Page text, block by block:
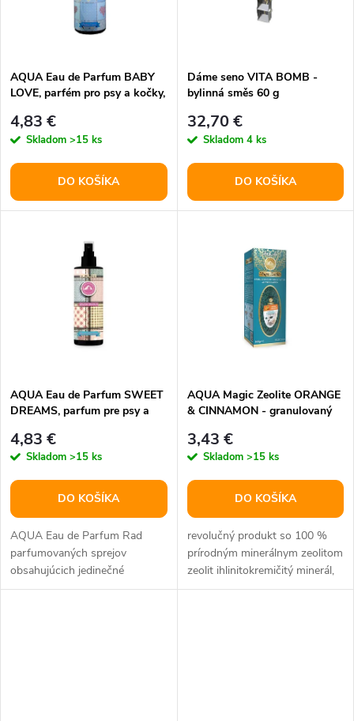
e
p
r
o
o
v
s
p
r
o
o
v
AQUA Eau de Parfum BABY
LOVE, parfém pro psy a kočky,
4,83 €
Skladom >15 ks
DO KOŠÍKA
Dáme seno VITA BOMB -
bylinná směs 60 g
32,70 €
Skladom 4 ks
DO KOŠÍKA
AQUA Eau de Parfum SWEET
DREAMS, parfum pre psy a
4,83 €
Skladom >15 ks
DO KOŠÍKA
AQUA Eau de Parfum Rad
parfumovaných sprejov
obsahujúcich jedinečné
parfumové oleje vyrobené
AQUA Magic Zeolite ORANGE
& CINNAMON - granulovaný
500 g
3,43 €
Skladom >15 ks
DO KOŠÍKA
revolučný produkt so 100 %
prírodným minerálnym zeolitom
zeolit ihlinitokremičitý minerál,
ktorý má mikroporéznu...